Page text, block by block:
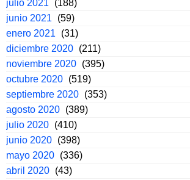
julio 2021
(188)
junio 2021
(59)
enero 2021
(31)
diciembre 2020 (211)
noviembre 2020 (395)
octubre 2020 (519)
septiembre 2020 (353)
agosto 2020 (389)
julio 2020 (410)
junio 2020 (398)
mayo 2020 (336)
abril 2020 (43)